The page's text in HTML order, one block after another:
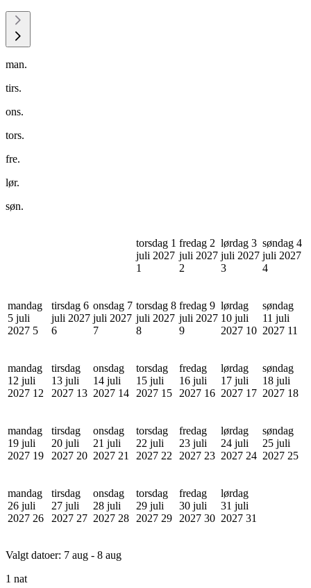
man.
tirs.
ons.
tors.
fre.
lør.
søn.
torsdag 1
juli 2027
1
fredag 2
juli 2027
2
lørdag 3
juli 2027
3
søndag 4
juli 2027
4
mandag
5 juli
2027 5
tirsdag 6
juli 2027
6
onsdag 7
juli 2027
7
torsdag 8
juli 2027
8
fredag 9
juli 2027
9
lørdag
10 juli
2027 10
søndag
11 juli
2027 11
mandag
12 juli
2027 12
tirsdag
13 juli
2027 13
onsdag
14 juli
2027 14
torsdag
15 juli
2027 15
fredag
16 juli
2027 16
lørdag
17 juli
2027 17
søndag
18 juli
2027 18
mandag
19 juli
2027 19
tirsdag
20 juli
2027 20
onsdag
21 juli
2027 21
torsdag
22 juli
2027 22
fredag
23 juli
2027 23
lørdag
24 juli
2027 24
søndag
25 juli
2027 25
mandag
26 juli
2027 26
tirsdag
27 juli
2027 27
onsdag
28 juli
2027 28
torsdag
29 juli
2027 29
fredag
30 juli
2027 30
lørdag
31 juli
2027 31
Valgt datoer: 7 aug - 8 aug
1 nat